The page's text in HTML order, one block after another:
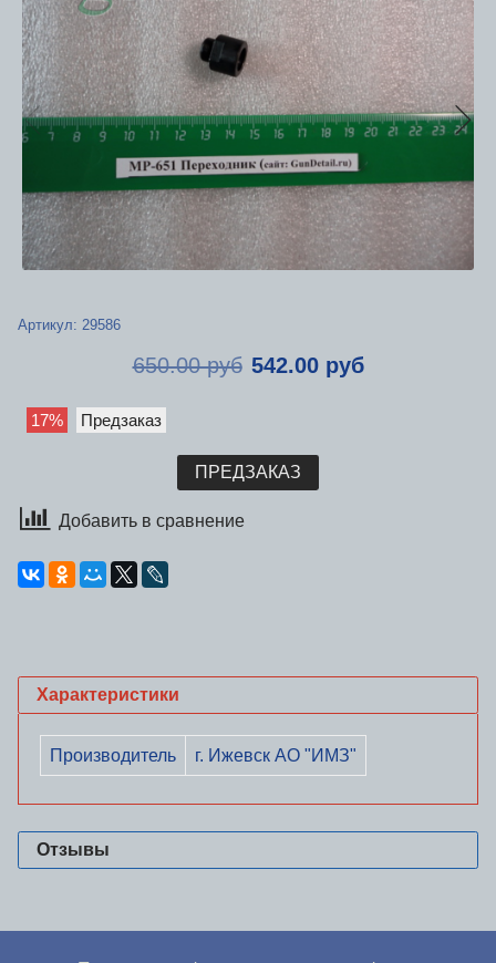
Артикул: 29586
650.00 руб 542.00 руб
17% Предзаказ
ПРЕДЗАКАЗ
Добавить в сравнение
Характеристики
Производитель г. Ижевск АО "ИМЗ"
Отзывы